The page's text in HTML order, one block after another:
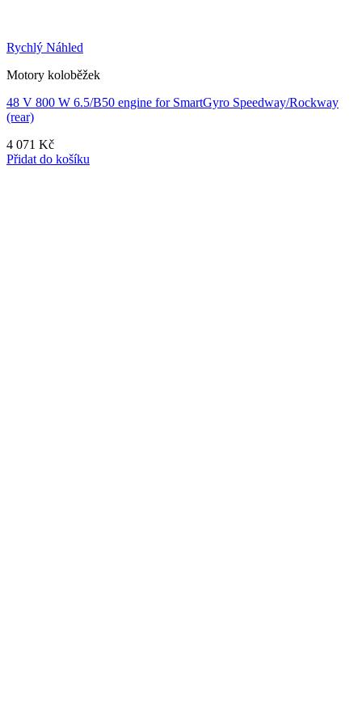
Rychlý Náhled
Motory koloběžek
48 V 800 W 6.5/B50 engine for SmartGyro Speedway/Rockway
(rear)
4 071 Kč
Přidat do košíku